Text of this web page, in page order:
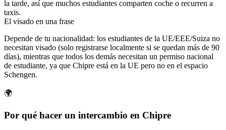
la tarde, así que muchos estudiantes comparten coche o recurren a
taxis.
El visado en una frase
Depende de tu nacionalidad: los estudiantes de la UE/EEE/Suiza no
necesitan visado (solo registrarse localmente si se quedan más de 90
días), mientras que todos los demás necesitan un permiso nacional
de estudiante, ya que Chipre está en la UE pero no en el espacio
Schengen.
🌍
Por qué hacer un intercambio en Chipre